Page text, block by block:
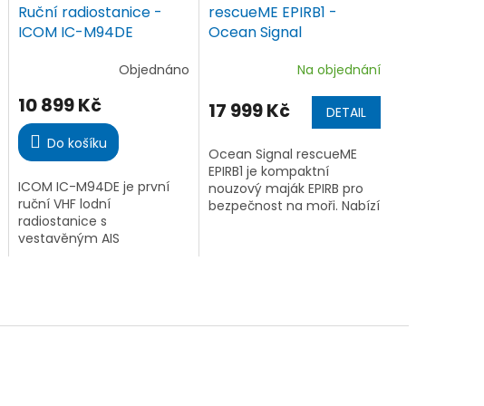
Ruční radiostanice -
ICOM IC-M94DE
produktu
je
4,2
z
hvězdiček.
Objednáno
10 899 Kč
Do košíku
ICOM IC-M94DE je první
ruční VHF lodní
radiostanice s
vestavěným AIS
rescueME EPIRB1 -
Ocean Signal
Na objednání
17 999 Kč DETAIL
Ocean Signal rescueME
EPIRB1 je kompaktní
nouzový maják EPIRB pro
bezpečnost na moři. Nabízí